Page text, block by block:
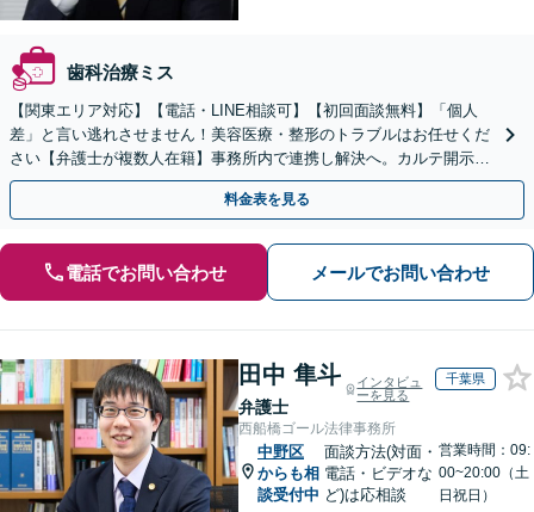
歯科治療ミス
【関東エリア対応】【電話・LINE相談可】【初回面談無料】「個人
差」と言い逃れさせません！美容医療・整形のトラブルはお任せくだ
さい【弁護士が複数人在籍】事務所内で連携し解決へ。カルテ開示や
返金・賠償請求をサポートいたします【休日夜間面談可】
料金表を見る
電話でお問い合わせ メールでお問い合わせ
田中 隼斗
弁護士
インタビュ
ーを見る
千葉県
西船橋ゴール法律事務所
中野区
からも相
談受付中
面談方法(対面・
電話・ビデオな
ど)は応相談
営業時間：09:
00~20:00（土
日祝日）